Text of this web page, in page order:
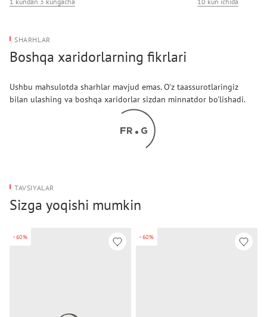
SHARHLAR
Boshqa xaridorlarning fikrlari
Ushbu mahsulotda sharhlar mavjud emas. O'z taassurotlaringiz
bilan ulashing va boshqa xaridorlar sizdan minnatdor bo'lishadi.
TAVSIYALAR
Sizga yoqishi mumkin
-60% -60%